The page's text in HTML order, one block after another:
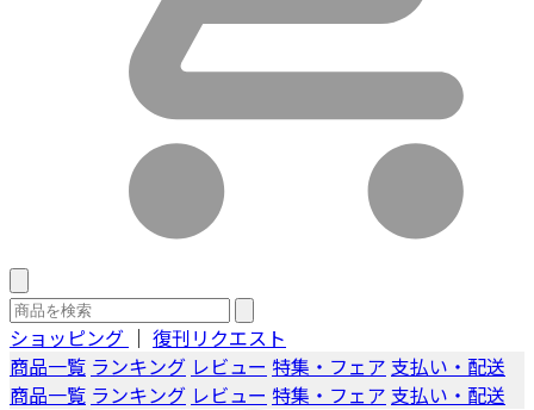
ショッピング ｜ 復刊リクエスト
商品一覧 ランキング レビュー 特集・フェア 支払い・配送
商品一覧 ランキング レビュー 特集・フェア 支払い・配送